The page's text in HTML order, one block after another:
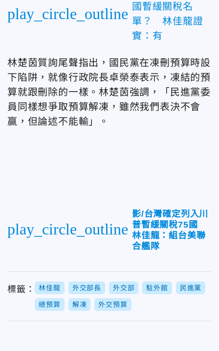
play_circle_outline 國暫緩關稅名
單？ 林佳龍證
實：有
林楚茵質詢尾聲指出，國民黨在凍刪預算時設
下陷阱，就像行政院長卓榮泰表示，凍結的預
算就跟刪除的一樣。林楚茵強調，「民進黨委
員同樣想爭取預算解凍，雖然我們表決不會
贏，但論述不能輸」。
play_circle_outline
影/台灣確定列入川
普暫緩關稅75國
林佳龍：組台美聯
合艦隊
標籤： 林佳龍 外交部長 外交部 駐外館 民進黨
總預算 解凍 外交預算